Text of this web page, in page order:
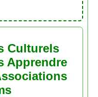
Culturels
Apprendre